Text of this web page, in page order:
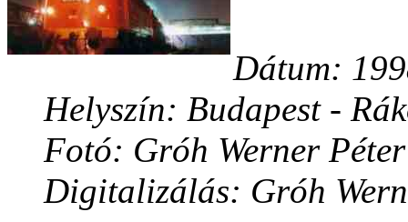
Dátum:
Helyszín: Budapest -
Fotó: Gróh Werner Péter
Digitalizálás: Gróh